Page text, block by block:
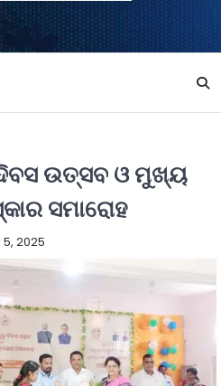
ଉତ୍ସବ ଓ ମୁଖ୍ୟ
ସମାରୋହ
2025